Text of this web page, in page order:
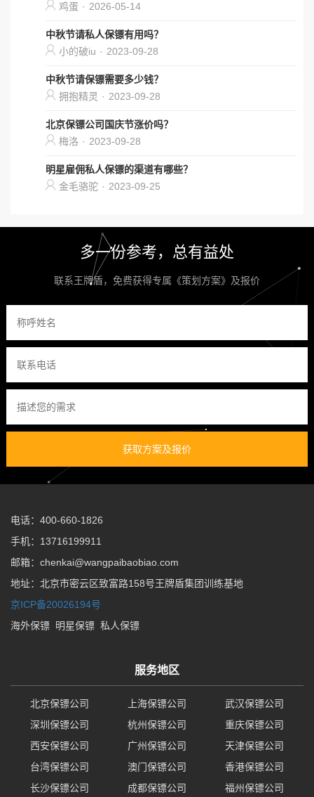
鸡蛋 · 2026-05-14
中秋节请私人保镖有用吗？
小的破iu · 2023-09-28
中秋节请保镖需要多少钱？
拥抱精灵 · 2023-09-28
北京保镖公司国庆节涨价吗？
梅洛 · 2023-09-28
明星雇佣私人保镖的渠道有哪些？
金毛骆驼 · 2023-09-25
多一份参考，总有益处
联系王牌盾，免费获得专属《策划方案》及报价
获取方案及报价
电话：400-660-1826
手机：13716199911
邮箱：chenkai@wangpaibaobiao.com
地址：北京市密云区致富路158号王牌盾集团训练基地
京ICP备20026194号
海外保镖
明星保镖 私人保镖
服务地区
北京保镖公司 上海保镖公司
武汉保镖公司
深圳保镖公司
杭州保镖公司
重庆保镖公司
西安保镖公司
广州保镖公司
天津保镖公司
台湾保镖公司
澳门保镖公司
香港保镖公司
长沙保镖公司
成都保镖公司 福州保镖公司